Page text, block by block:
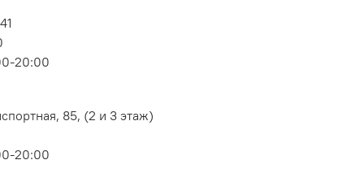
20:00
85, (2 и 3 этаж)
20:00